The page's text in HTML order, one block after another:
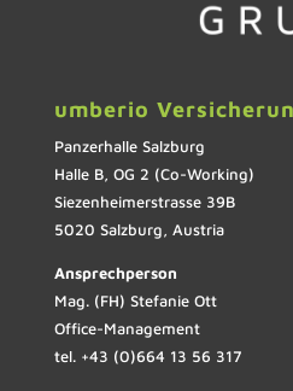
umberio
Panzerhalle Salzburg
Halle B, OG 2 (Co-Working)
Siezenheimerstrasse 39B
5020 Salzburg, Austria
Ansprechperson
Mag. (FH) Stefanie Ott
Office-Management
tel. +43 (0)664 13 56 317